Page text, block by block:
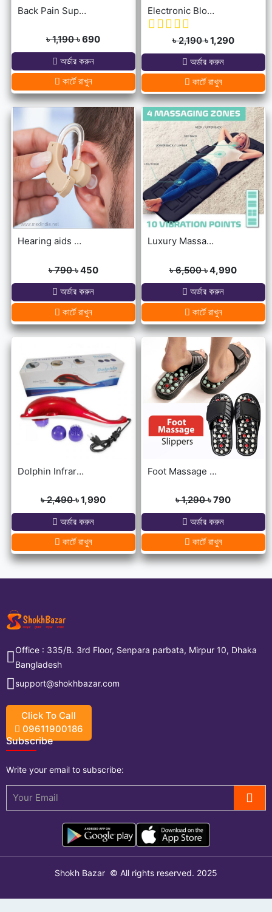
Back Pain Support Belt For Men & Womens
৳ 1,190৳ 690
অর্ডার করুন
কার্টে রাখুন
Electronic Blood Pressure Monitor
৳ 2,190৳ 1,290
অর্ডার করুন
কার্টে রাখুন
Hearing aids may help improve brain function
৳ 790৳ 450
অর্ডার করুন
কার্টে রাখুন
Luxury Massage Mat
৳ 6,500৳ 4,990
অর্ডার করুন
কার্টে রাখুন
Dolphin Infrared Body Massager
৳ 2,490৳ 1,990
অর্ডার করুন
কার্টে রাখুন
Foot Massage Slippers
৳ 1,290৳ 790
অর্ডার করুন
কার্টে রাখুন
Office : 335/B. 3rd Floor, Senpara parbata, Mirpur 10, Dhaka
Bangladesh
support@shokhbazar.com
Click To Call
09611900186
Subscribe
Write your email to subscribe:
Shokh Bazar © All rights reserved. 2025